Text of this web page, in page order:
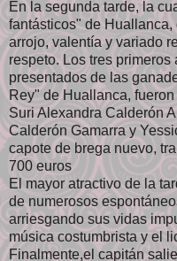
En la segunda tarde, la
fantásticos" de
arrojo, valentía y variado
respeto. Los tres
presentados de las
Rey" de Huallanca,
Suri Alexandra Calderón
Calderón Gamarra y
capote de brega nuevo,
700 euros
El mayor atractivo de la
de numerosos
arriesgando sus vidas
música costumbrista y el
Finalmente,el capitán